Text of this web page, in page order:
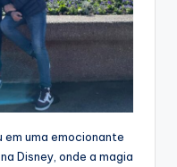
em uma emocionante
Disney, onde a magia